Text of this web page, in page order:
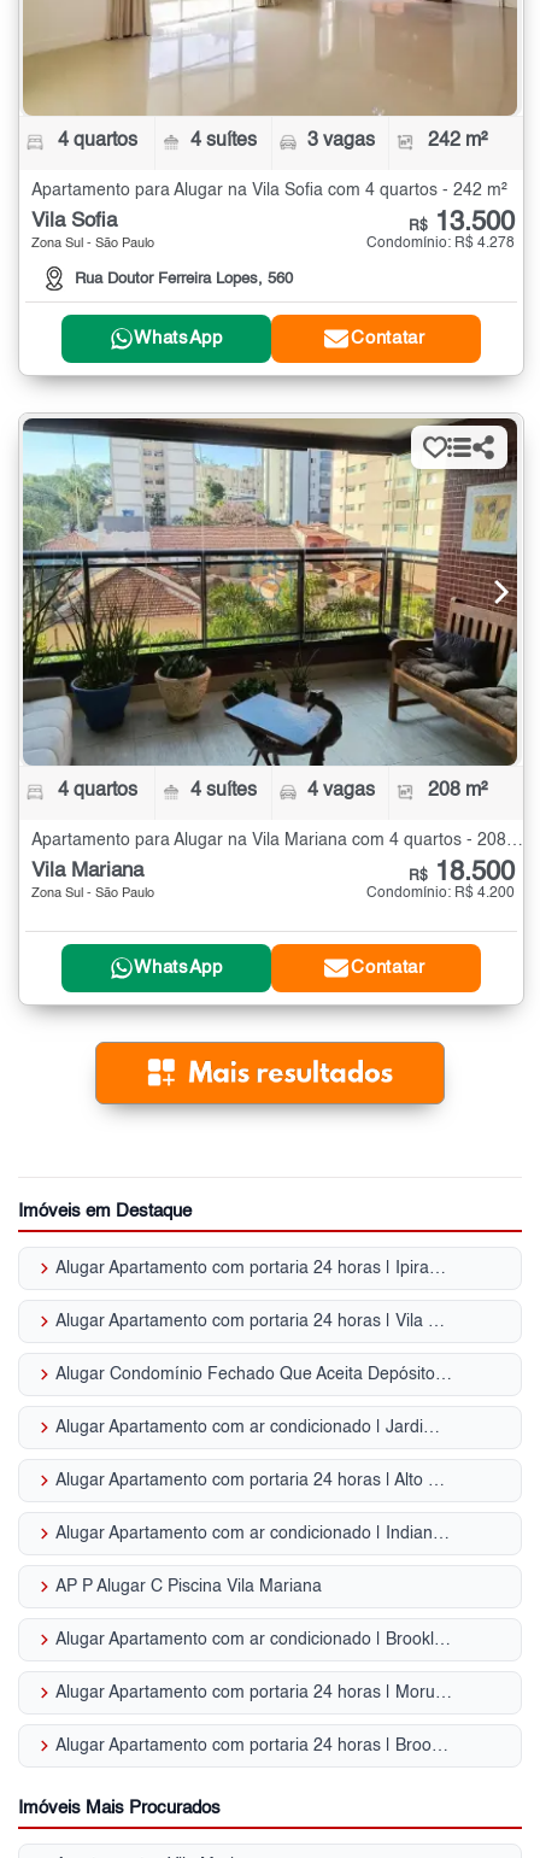
4 quartos 4 suítes 3 vagas 242 m²
Apartamento para Alugar na Vila Sofia com 4 quartos - 242 m²
Vila Sofia
Zona Sul - São Paulo
Rua Doutor Ferreira Lopes, 560
R$ 13.500
Condomínio: R$ 4.278
WhatsApp Contatar
4 quartos 4 suítes 4 vagas 208 m²
Vila Mariana
Zona Sul - São Paulo
R$ 18.500
Condomínio: R$ 4.200
WhatsApp Contatar
Imóveis em Destaque
keyboard_arrow_right Alugar Apartamento com portaria 24 horas | Ipiranga
keyboard_arrow_right Alugar Apartamento com portaria 24 horas | Vila Olímpia (Zona Sul)
keyboard_arrow_right Alugar Condomínio Fechado Que Aceita Depósito ou Caução na ZS - SP
keyboard_arrow_right Alugar Apartamento com ar condicionado | Jardim Marajoara
keyboard_arrow_right Alugar Apartamento com portaria 24 horas | Alto da Boa Vista
keyboard_arrow_right Alugar Apartamento com ar condicionado | Indianópolis
keyboard_arrow_right AP P Alugar C Piscina Vila Mariana
keyboard_arrow_right Alugar Apartamento com ar condicionado | Brooklin Paulista
keyboard_arrow_right Alugar Apartamento com portaria 24 horas | Morumbi
keyboard_arrow_right Alugar Apartamento com portaria 24 horas | Brooklin
Imóveis Mais Procurados